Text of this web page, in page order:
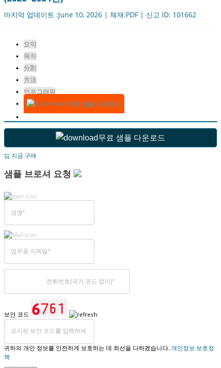
마지막 업데이트 :June 10, 2026 | 체재:PDF | 신고 ID: 101662
요약
목차
分割
方法
인포그래픽
무료 샘플 다운로드
무료 샘플 다운로드
지금 구매
샘플 브로셔 요청
보안 코드
귀하의 개인 정보를 안전하게 보호하는 데 최선을 다하겠습니다.개인정보 보호정
책